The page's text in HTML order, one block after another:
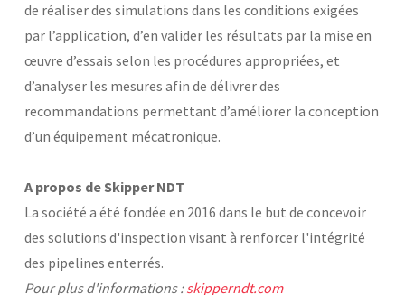
de réaliser des simulations dans les conditions exigées
par l’application, d’en valider les résultats par la mise en
œuvre d’essais selon les procédures appropriées, et
d’analyser les mesures afin de délivrer des
recommandations permettant d’améliorer la conception
d’un équipement mécatronique.
A propos de Skipper NDT
La société a été fondée en 2016 dans le but de concevoir
des solutions d'inspection visant à renforcer l'intégrité
des pipelines enterrés.
Pour plus d'informations :skipperndt.com